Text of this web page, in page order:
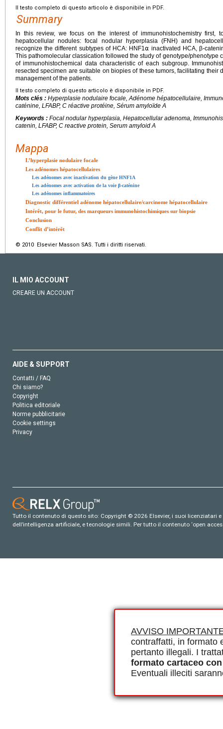
AVVISO
contraffatti, in formato
pertanto illegali. I
formato cartaceo
Eventuali illeciti
Il testo completo di questo articolo è disponibile in PDF.
Summary
In this review, we focus on the interest of immunohistochemistry first,
hepatocellular nodules: focal nodular hyperplasia (FNH) and
recognize the different subtypes of HCA: HNF1⍺ inactivated HCA, β-
This pathomolecular classication followed the study of genotype/phenotype
of immunohistochemical data characteristic of each subgroup.
resected specimen are suitable on biopies of these tumors, facilitating their
management of the patients.
Il testo completo di questo articolo è disponibile in PDF.
Mots clés : Hyperplasie nodulaire focale, Adénome hépatocellulaire,
caténine, LFABP, C réactive protéine, Sérum amyloïde A
Keywords : Focal nodular hyperplasia, Hepatocellular adenoma,
catenin, LFABP, C reactive protein, Serum amyloid A
Mappa
L’hyperplasie nodulaire focale
Les adénomes hépatocellulaires
Les adénomes avec inactivation du gène HNF1A
Les adénomes avec activation de la voie β-caténine
Les adénomes inflammatoires
Diagnostic différentiel adénome hépatocellulaire/carcinome hépatocellulaire
Intérêt, pour le futur, des marqueurs immunohistochimiques sur biopsie
Conclusion
Conflit d’intérêt
© 2010 Elsevier Masson SAS. Tutti i diritti riservati.
IL MIO ACCOUNT
CREARE UN ACCOUNT
AIDE & SUPPORT
Contatti / FAQ
Chi siamo?
Copyright
Politica editoriale
Norme pubblicitarie
Cookie settings
Privacy
Tutto il contenuto di questo sito: Copyright © 2026 Elsevier, i suoi
dell’intelligenza artificiale, e tecnologie simili. Per tutto il contenuto ‘open